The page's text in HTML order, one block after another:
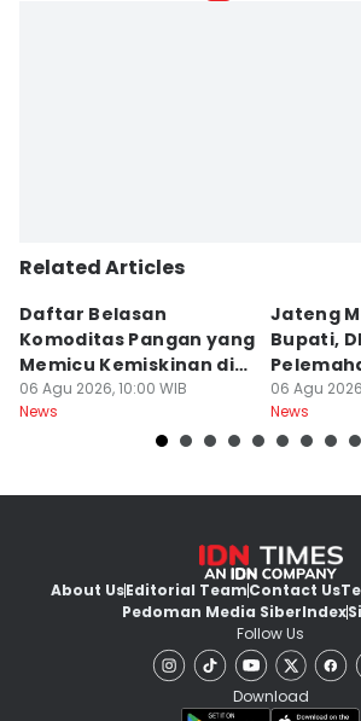
Related Articles
Daftar Belasan
Komoditas Pangan yang
Memicu Kemiskinan di
Jawa Tengah
06 Agu 2026, 10:00 WIB
News
Jateng
Bupati,
06 Agu
News
About UsEditorial TeamContact Us
Pedoman Media SiberIndex
Follow Us
Download